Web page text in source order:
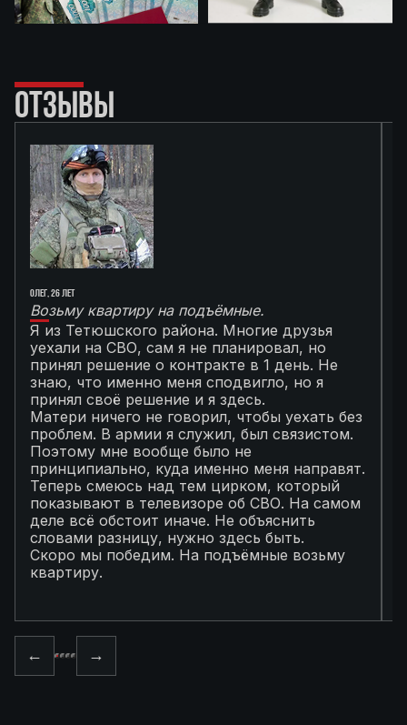
ОТЗЫВЫ
Олег, 26 лет
Возьму квартиру на подъёмные.
Я из Тетюшского района. Многие друзья
уехали на СВО, сам я не планировал, но
принял решение о контракте в 1 день. Не
знаю, что именно меня сподвигло, но я
принял своё решение и я здесь.
Матери ничего не говорил, чтобы уехать без
проблем. В армии я служил, был связистом.
Поэтому мне вообще было не
принципиально, куда именно меня направят.
Теперь смеюсь над тем цирком, который
показывают в телевизоре об СВО. На самом
деле всё обстоит иначе. Не объяснить
словами разницу, нужно здесь быть.
Скоро мы победим. На подъёмные возьму
квартиру.
← →